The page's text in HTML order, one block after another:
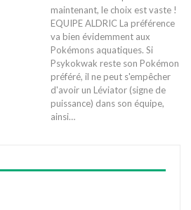
maintenant, le choix est vaste !
EQUIPE ALDRIC La préférence
va bien évidemment aux
Pokémons aquatiques. Si
Psykokwak reste son Pokémon
préféré, il ne peut s'empêcher
d'avoir un Léviator (signe de
puissance) dans son équipe,
ainsi…